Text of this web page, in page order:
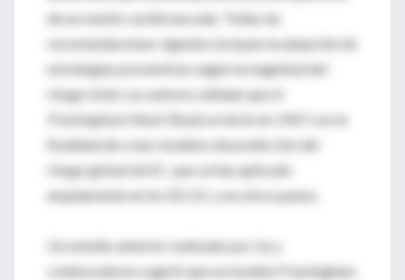
de un evento cardiovascular. Todas las
recomendaciones vigentes incluyen la adopción de
estrategias preventivas según la magnitud del
riesgo total. Los autores señalan que el
Framingham Heart Studyse inició en 1967 con la
finalidad de crear modelos de predicción del
riesgo global de EC, que se han aplicado
ampliamente en los EE.UU. y en otros países.
Un estudio anterior realizado por Liu y
colaboradores sugirió que un modelo Framingham